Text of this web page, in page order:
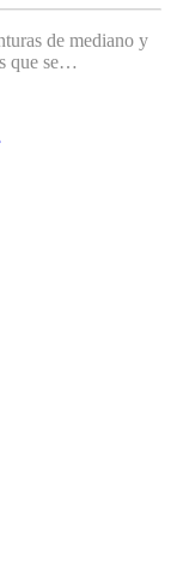
de mediano y
que se…